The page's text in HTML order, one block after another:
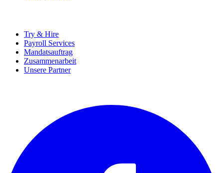
Try & Hire
Payroll Services
Mandatsauftrag
Zusammenarbeit
Unsere Partner